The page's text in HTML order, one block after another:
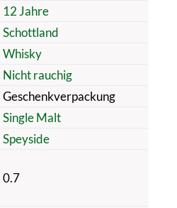
12 Jahre
Schottland
Whisky
Nicht rauchig
Geschenkverpackung
Single Malt
Speyside
0.7